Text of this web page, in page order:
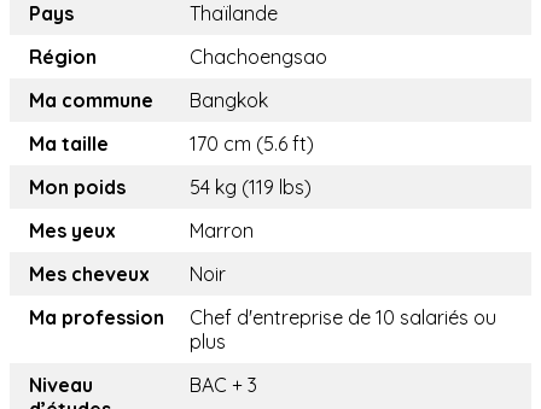
Pays
Thaïlande
Région
Chachoengsao
Ma commune
Bangkok
Ma taille
170 cm (5.6 ft)
Mon poids
54 kg (119 lbs)
Mes yeux
Marron
Mes cheveux
Noir
Ma profession
Chef d'entreprise de 10 salariés ou
plus
Niveau
BAC + 3